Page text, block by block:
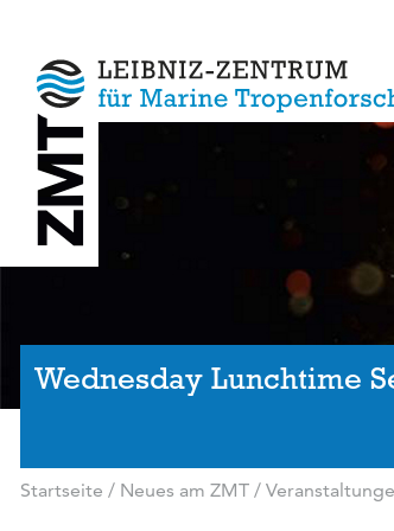
Wednesday Lunchtime
Startseite / Neues am ZMT/